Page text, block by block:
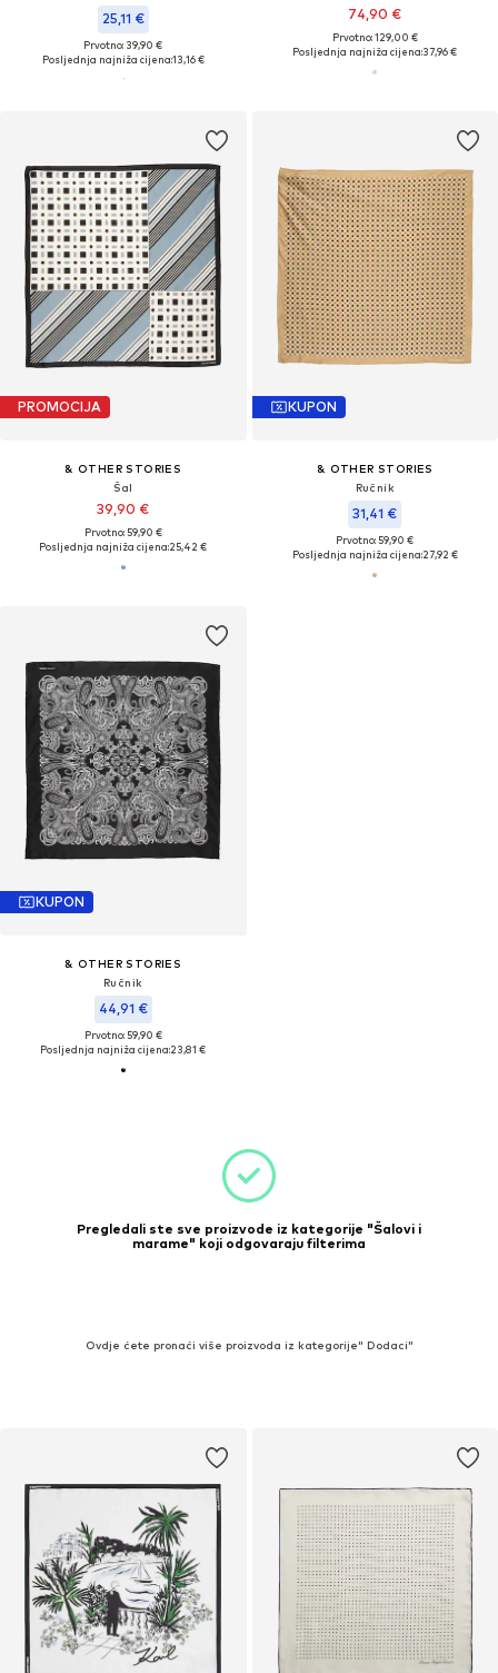
25,11 €
Prvotno: 39,90 €
Posljednja najniža cijena:13,16 €
74,90 €
Prvotno: 129,00 €
Posljednja najniža cijena:37,96 €
PROMOCIJA
& OTHER STORIES
Šal
39,90 €
Prvotno: 59,90 €
Posljednja najniža cijena:25,42 €
KUPON
& OTHER STORIES
Ručnik
31,41 €
Prvotno: 59,90 €
Posljednja najniža cijena:27,92 €
KUPON
& OTHER STORIES
Ručnik
44,91 €
Prvotno: 59,90 €
Posljednja najniža cijena:23,81 €
Pregledali ste sve proizvode iz kategorije "Šalovi i
marame" koji odgovaraju filterima
Ovdje ćete pronaći više proizvoda iz kategorije" Dodaci"